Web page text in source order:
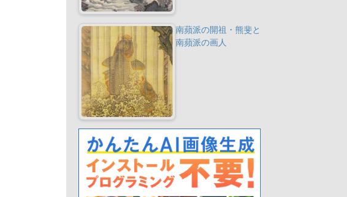
南蘋派の開祖・熊斐と
南蘋派の画人